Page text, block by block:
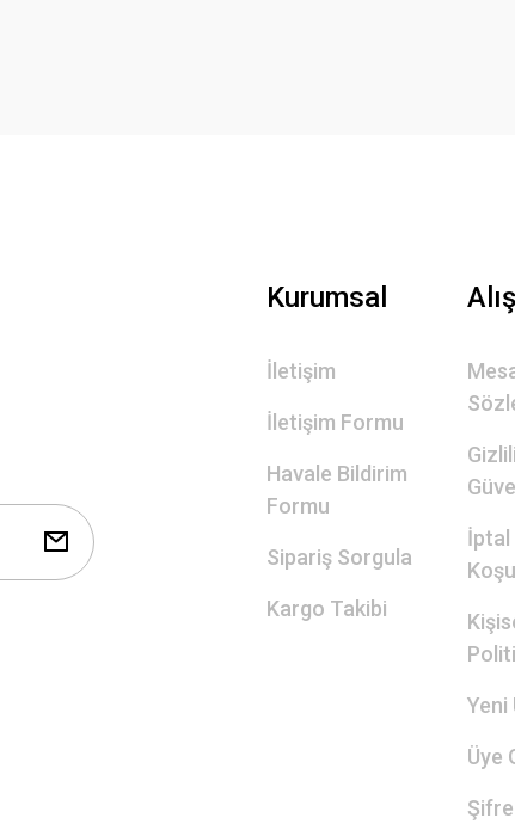
Kurumsal
İletişim
İletişim Formu
Havale Bildirim
Formu
Sipariş Sorgula
Kargo Takibi
İptal
Yeni
Üye